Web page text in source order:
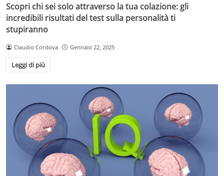
Scopri chi sei solo attraverso la tua colazione: gli
incredibili risultati del test sulla personalità ti
stupiranno
Claudio Cordova Gennaio 22, 2025
Leggi di più